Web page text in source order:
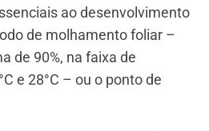
ao desenvolvimento
de molhamento foliar –
de 90%, na faixa de
e 28°C – ou o ponto de